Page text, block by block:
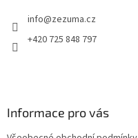
info@zezuma.cz
+420 725 848 797
Informace pro vás